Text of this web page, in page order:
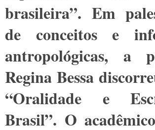
brasileira”. Em
de conceitos e
antropológicas, a
Regina Bessa
“Oralidade e
Brasil”. O